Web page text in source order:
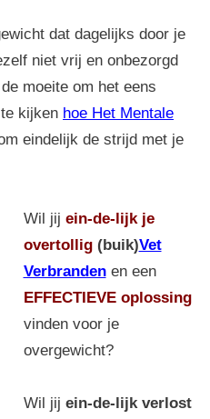
dat dagelijks door je
niet vrij en onbezorgd
moeite om het eens
kijken hoe Het Mentale
eindelijk de strijd met je
Wil jij ein-de-lijk je
overtollig(buik)Vet
Verbranden en een
EFFECTIEVE oplossing
vinden voor je
overgewicht?
Wil jij ein-de-lijk verlost